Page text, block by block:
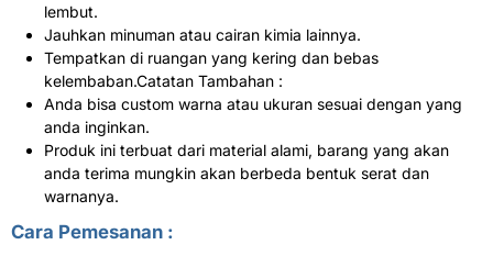
lembut.
Jauhkan minuman atau cairan kimia lainnya.
Tempatkan di ruangan yang kering dan bebas
kelembaban.Catatan Tambahan :
Anda bisa custom warna atau ukuran sesuai dengan yang
anda inginkan.
Produk ini terbuat dari material alami, barang yang akan
anda terima mungkin akan berbeda bentuk serat dan
warnanya.
Cara Pemesanan :